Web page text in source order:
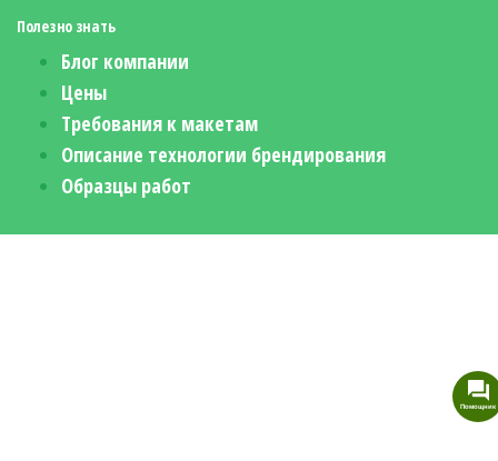
Полезно знать
Блог компании
Цены
Требования к макетам
Описание технологии брендирования
Образцы работ
Помощник